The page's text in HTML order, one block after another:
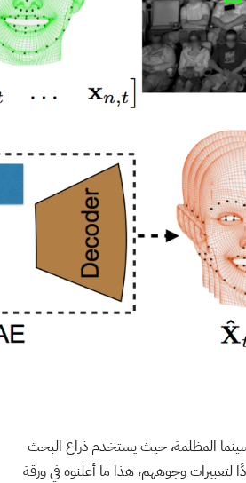
المظلمة، حيث يستخدم ذراع البحث
لتعبيرات وجوههم، هذا ما أعلنوه في ورقة